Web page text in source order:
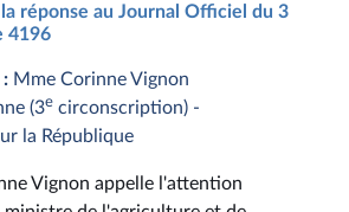
réponse au Journal Officiel du 3
4196
: Mme Corinne Vignon
(3e circonscription) -
la République
Vignon appelle l'attention